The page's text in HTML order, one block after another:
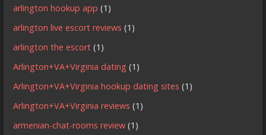
arlington hookup app (1)
arlington live escort reviews (1)
arlington the escort (1)
Arlington+VA+Virginia dating (1)
Arlington+VA+Virginia hookup dating sites (1)
Arlington+VA+Virginia reviews (1)
armenian-chat-rooms review (1)